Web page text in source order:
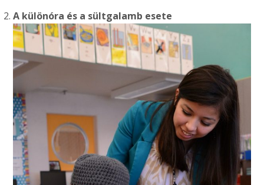
A különóra és a sültgalamb esete